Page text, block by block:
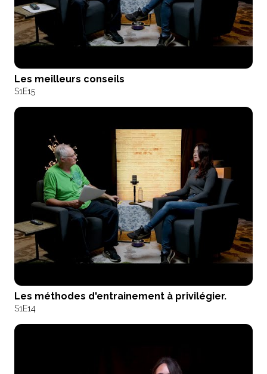
Les meilleurs conseils
S1E15
Les méthodes d'entrainement à privilégier.
S1E14